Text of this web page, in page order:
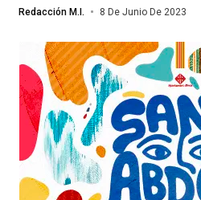
Redacción M.I. 8 De Junio De 2023